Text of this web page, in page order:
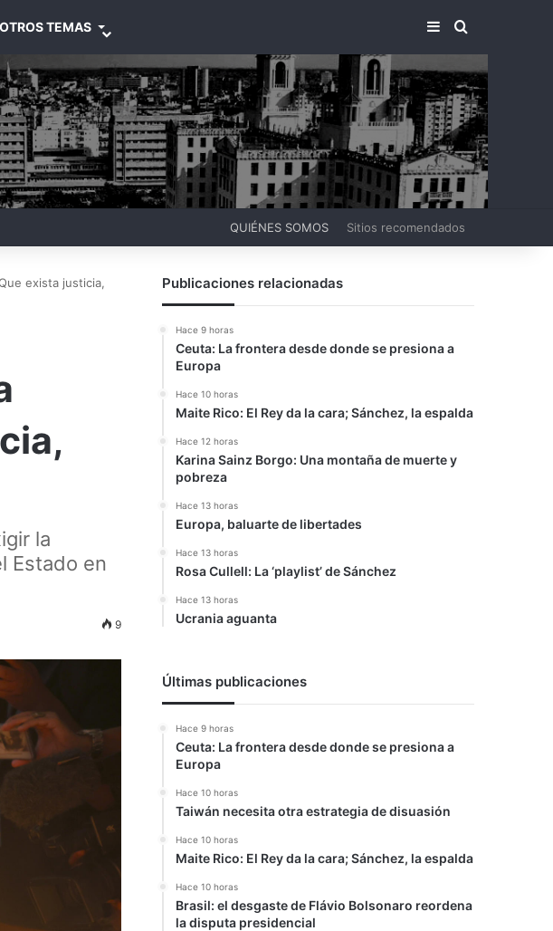
OTROS TEMAS BARRA LATERAL
BUSCAR
QUIÉNES SOMOS Sitios recomendados
exista justicia,
la
Estado en
9
Publicaciones relacionadas
Hace 9 horas
Ceuta: La frontera desde donde se presiona a
Europa
Hace 10 horas
Maite Rico: El Rey da la cara; Sánchez, la espalda
Hace 12 horas
Karina Sainz Borgo: Una montaña de muerte y
pobreza
Hace 13 horas
Europa, baluarte de libertades
Hace 13 horas
Rosa Cullell: La ‘playlist’ de Sánchez
Hace 13 horas
Ucrania aguanta
Últimas publicaciones
Hace 9 horas
Ceuta: La frontera desde donde se presiona a
Europa
Hace 10 horas
Taiwán necesita otra estrategia de disuasión
Hace 10 horas
Maite Rico: El Rey da la cara; Sánchez, la espalda
Hace 10 horas
Brasil: el desgaste de Flávio Bolsonaro reordena
la disputa presidencial